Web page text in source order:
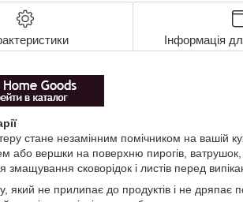
Інформація
стане незамінним помічником на вашій
або вершки на поверхню пирогів, ватрушок,
змащування сковорідок і листів перед
який не прилипає до продуктів і не дряпає